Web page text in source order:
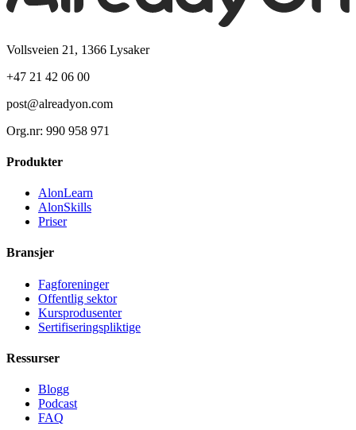
Vollsveien 21, 1366 Lysaker
+47 21 42 06 00
post@alreadyon.com
Org.nr: 990 958 971
Produkter
AlonLearn
AlonSkills
Priser
Bransjer
Fagforeninger
Offentlig sektor
Kursprodusenter
Sertifiseringspliktige
Ressurser
Blogg
Podcast
FAQ